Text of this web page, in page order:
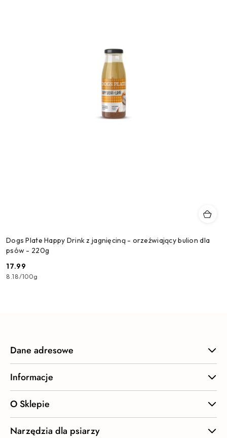
Dogs Plate Happy Drink z jagnięciną - orzeźwiający bulion dla
psów - 220g
Cena:
17.99
8.18/100g
Dane adresowe
Informacje
O Sklepie
Narzędzia dla psiarzy